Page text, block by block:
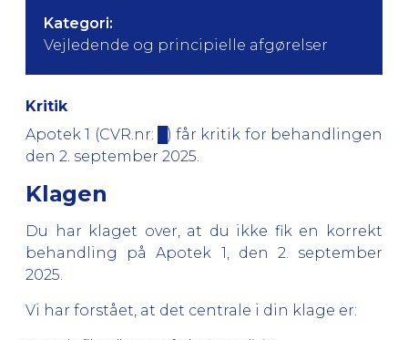
Kategori:
Vejledende og principielle afgørelser
Kritik
Apotek 1 (CVR.nr: █) får kritik for behandlingen
den 2. september 2025.
Klagen
Du har klaget over, at du ikke fik en korrekt
behandling på Apotek 1, den 2. september
2025.
Vi har forstået, at det centrale i din klage er: